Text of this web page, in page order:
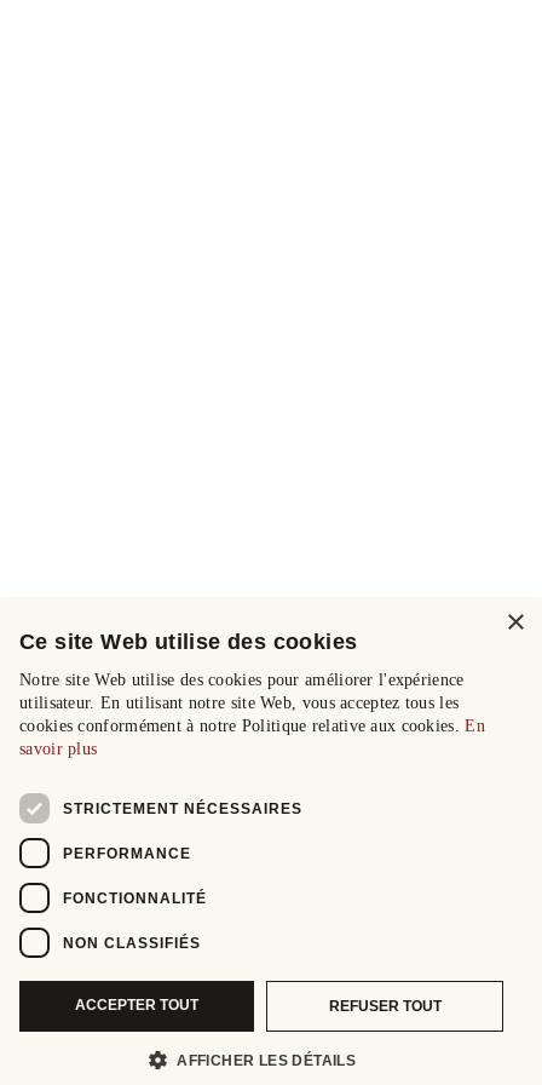
×
Ce site Web utilise des cookies
Notre site Web utilise des cookies pour améliorer l'expérience
utilisateur. En utilisant notre site Web, vous acceptez tous les
cookies conformément à notre Politique relative aux cookies.En
savoir plus
STRICTEMENT NÉCESSAIRES
PERFORMANCE
FONCTIONNALITÉ
NON CLASSIFIÉS
ACCEPTER TOUT REFUSER TOUT
AFFICHER LES DÉTAILS